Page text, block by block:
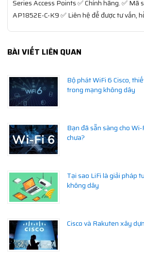
Series Access Points ✅ Chính hãng. ✅ Mã
AP1852E-C-K9 ✅ Liên hệ để được tư vấn,
BÀI VIẾT LIÊN QUAN
Bộ phát WiFi 6 Cisco,
trong mạng không dây
Bạn đã sẵn sàng cho
chưa?
Tại sao LiFi là giải pháp
không dây
Cisco và Rakuten xây